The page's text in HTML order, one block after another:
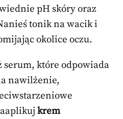
pH skóry oraz
tonik na wacik i
okolice oczu.
serum, które odpowiada
nawilżenie,
krem